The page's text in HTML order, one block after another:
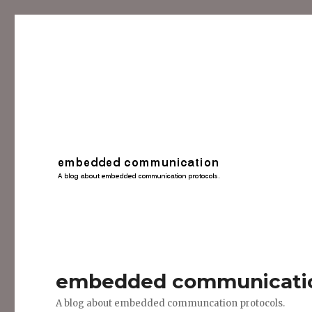
embedded
A blog about embedded communcation protocols.